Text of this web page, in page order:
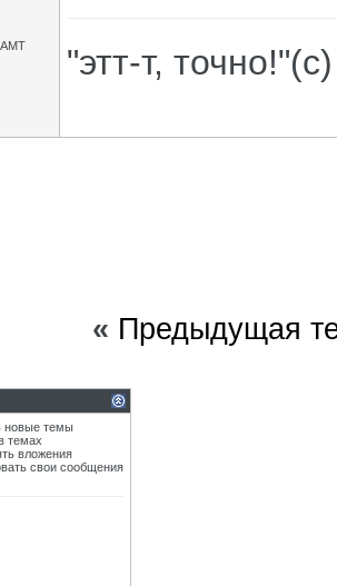
АМТ
"этт-т, точно!"(с)
« Предыдущая
новые темы
темах
вложения
свои сообщения